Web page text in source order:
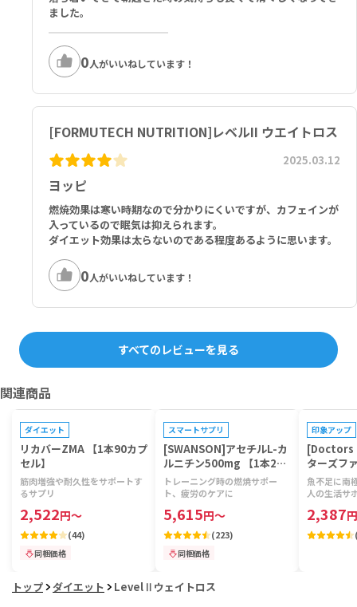
ました。
0人がいいねしています！
[FORMUTECH NUTRITION]レベルII ウエイトロス
ヨッピ
2025.03.12
燃焼効果は寒い時期なので分かりにくいですが、カフェインが
入っているので眠気は抑えられます。
ダイエット効果は太らないのである程度あるように思います。
0人がいいねしています！
すべてのレビューを見る
関連商品
プレゼントキャンペーン対象
ダイエット
リカバーZMA 【1本90カプ
セル】
筋肉増強や耐久性をサポートす
るサプリ
2,522円～
(44)
同梱価格
スマートサプリ
[SWANSON]アセチルL-カ
ルニチン500mg 【1本240
ベジカプセル】
トレーニング時の燃焼サポー
ト、疲労のケアに
5,615円～
(223)
同梱価格
印象アップ
[Doctors
ターズフ
リルビタ
粒】
魚不足に南
人の生活サ
2,387円
トップ ダイエット LevelⅡウェイトロス